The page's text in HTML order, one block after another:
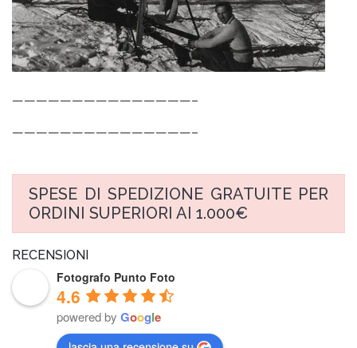
———————————————–
———————————————–
SPESE DI SPEDIZIONE GRATUITE PER
ORDINI SUPERIORI AI 1.000€
RECENSIONI
Fotografo Punto Foto
4.6
powered by Google